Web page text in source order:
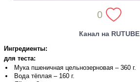
0
Канал на RUTUBE
Ингредиенты:
для теста:
Мука пшеничная цельнозерновая – 360 г.
Вода тёплая – 160 г.